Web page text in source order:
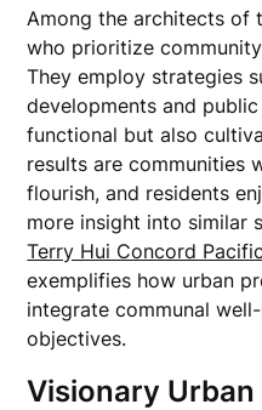
Among the architects of
who prioritize
They employ strategies
developments and
functional but also
results are communities
flourish, and residents
more insight into similar
Terry Hui Concord Pacific
exemplifies how urban
integrate communal
objectives.
Visionary